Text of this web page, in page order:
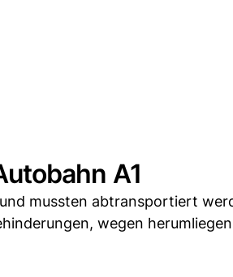
A1
und mussten abtransportiert
wegen